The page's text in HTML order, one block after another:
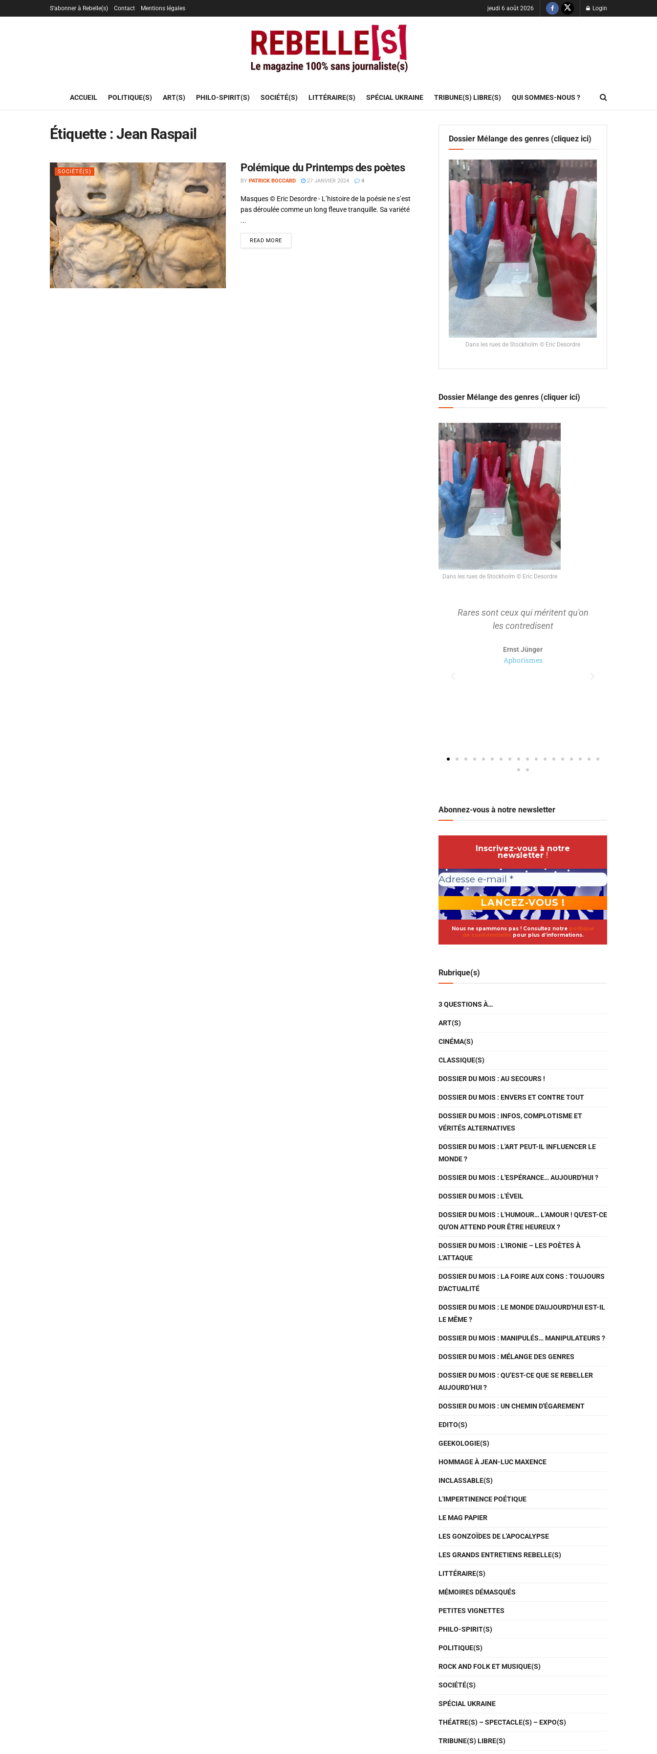
S’abonner à Rebelle(s) Contact Mentions légales jeudi 6 août 2026 Login
ACCUEIL POLITIQUE(S) ART(S) PHILO-SPIRIT(S) SOCIÉTÉ(S) LITTÉRAIRE(S) SPÉCIAL UKRAINE TRIBUNE(S) LIBRE(S) QUI SOMMES-NOUS ?
Étiquette : Jean Raspail
SOCIÉTÉ(S) Polémique du Printemps des poètes
BY PATRICK BOCCARD 27 JANVIER 2024 4
Masques © Eric Desordre - L’histoire de la poésie ne s’est
pas déroulée comme un long fleuve tranquille. Sa variété
...
READ MORE
Dossier Mélange des genres (cliquez ici)
Dans les rues de Stockholm © Eric Desordre
Dossier Mélange des genres (cliquer ici)
Dans les rues de Stockholm © Eric Desordre
Rares sont ceux qui méritent qu'on
les contredisent
Ernst Jünger
Aphorismes
Abonnez-vous à notre newsletter
Inscrivez-vous à notre
newsletter !
Nous ne spammons pas ! Consultez notre politique
de confidentialité pour plus d’informations.
Rubrique(s)
3 QUESTIONS À…
ART(S)
CINÉMA(S)
CLASSIQUE(S)
DOSSIER DU MOIS : AU SECOURS !
DOSSIER DU MOIS : ENVERS ET CONTRE TOUT
DOSSIER DU MOIS : INFOS, COMPLOTISME ET
VÉRITÉS ALTERNATIVES
DOSSIER DU MOIS : L'ART PEUT-IL INFLUENCER LE
MONDE ?
DOSSIER DU MOIS : L'ESPÉRANCE… AUJOURD'HUI ?
DOSSIER DU MOIS : L'ÉVEIL
DOSSIER DU MOIS : L'HUMOUR… L'AMOUR ! QU'EST-CE
QU'ON ATTEND POUR ÊTRE HEUREUX ?
DOSSIER DU MOIS : L'IRONIE – LES POÈTES À
L'ATTAQUE
DOSSIER DU MOIS : LA FOIRE AUX CONS : TOUJOURS
D'ACTUALITÉ
DOSSIER DU MOIS : LE MONDE D'AUJOURD'HUI EST-IL
LE MÊME ?
DOSSIER DU MOIS : MANIPULÉS… MANIPULATEURS ?
DOSSIER DU MOIS : MÉLANGE DES GENRES
DOSSIER DU MOIS : QU’EST-CE QUE SE REBELLER
AUJOURD’HUI ?
DOSSIER DU MOIS : UN CHEMIN D'ÉGAREMENT
EDITO(S)
GEEKOLOGIE(S)
HOMMAGE À JEAN-LUC MAXENCE
INCLASSABLE(S)
L'IMPERTINENCE POÉTIQUE
LE MAG PAPIER
LES GONZOÏDES DE L'APOCALYPSE
LES GRANDS ENTRETIENS REBELLE(S)
LITTÉRAIRE(S)
MÉMOIRES DÉMASQUÉS
PETITES VIGNETTES
PHILO-SPIRIT(S)
POLITIQUE(S)
ROCK AND FOLK ET MUSIQUE(S)
SOCIÉTÉ(S)
SPÉCIAL UKRAINE
THÉATRE(S) – SPECTACLE(S) – EXPO(S)
TRIBUNE(S) LIBRE(S)